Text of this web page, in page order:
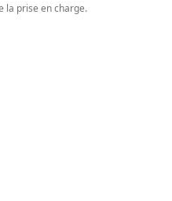
la prise en charge.